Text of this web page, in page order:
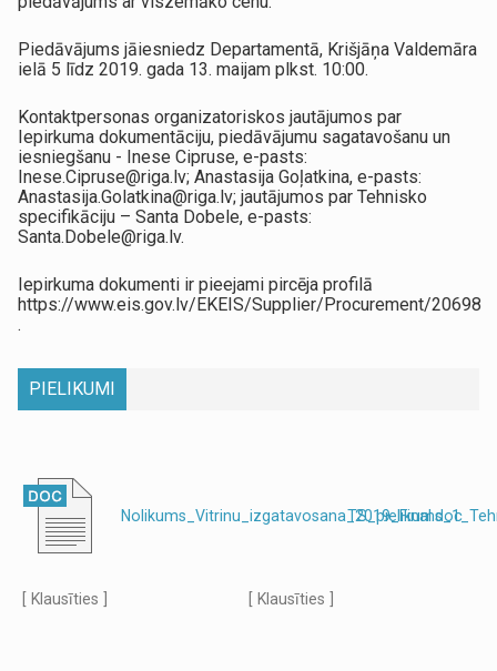
Piedāvājums jāiesniedz Departamentā, Krišjāņa Valdemāra
ielā 5 līdz 2019. gada 13. maijam plkst. 10:00.
Kontaktpersonas organizatoriskos jautājumos par
Iepirkuma dokumentāciju, piedāvājumu sagatavošanu un
iesniegšanu - Inese Cipruse, e-pasts:
Inese.Cipruse@riga.lv; Anastasija Goļatkina, e-pasts:
Anastasija.Golatkina@riga.lv; jautājumos par Tehnisko
specifikāciju – Santa Dobele, e-pasts:
Santa.Dobele@riga.lv.
Iepirkuma dokumenti ir pieejami pircēja profilā
https://www.eis.gov.lv/EKEIS/Supplier/Procurement/20698
.
PIELIKUMI
Nolikums_Vitrinu_izgatavosana_2019_Final.doc
[ Klausīties ] [ Klausīties ]